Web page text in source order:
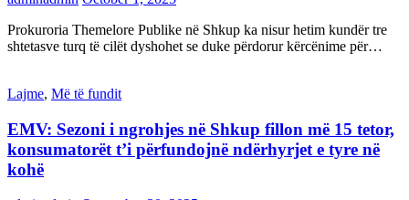
Prokuroria Themelore Publike në Shkup ka nisur hetim kundër tre
shtetasve turq të cilët dyshohet se duke përdorur kërcënime për…
Lajme, Më të fundit
EMV: Sezoni i ngrohjes në Shkup fillon më 15 tetor,
konsumatorët t’i përfundojnë ndërhyrjet e tyre në
kohë